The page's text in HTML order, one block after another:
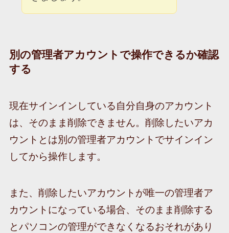
別の管理者アカウントで操作できるか確認
する
現在サインインしている自分自身のアカウント
は、そのまま削除できません。削除したいアカ
ウントとは別の管理者アカウントでサインイン
してから操作します。
また、削除したいアカウントが唯一の管理者ア
カウントになっている場合、そのまま削除する
とパソコンの管理ができなくなるおそれがあり